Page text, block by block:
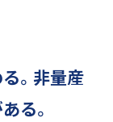
。 非量産
る。